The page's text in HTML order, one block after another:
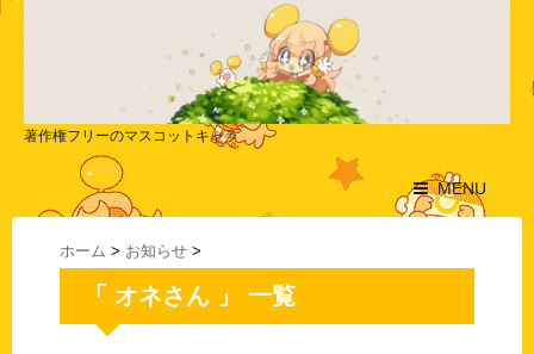
著作権フリーのマスコットキャラ
MENU
ホーム > お知らせ >
「 オネさん 」 一覧